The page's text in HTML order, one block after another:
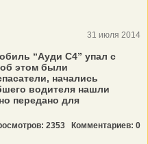
31 июля 2014
“Ауди С4” упал с
этом были
начались
водителя нашли
передано для
2353 Комментариев: 0